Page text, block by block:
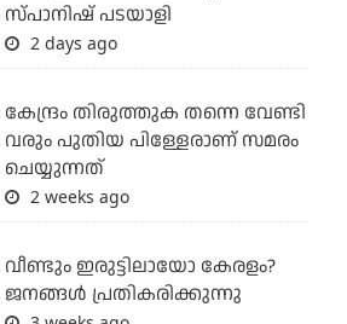
സ്പാനിഷ് പടയാളി
2 days ago
കേന്ദ്രം തിരുത്തുക തന്നെ വേണ്ടി
വരും പുതിയ പിള്ളേരാണ് സമരം
ചെയ്യുന്നത്
2 weeks ago
വീണ്ടും ഇരുട്ടിലായോ കേരളം?
ജനങ്ങൾ പ്രതികരിക്കുന്നു